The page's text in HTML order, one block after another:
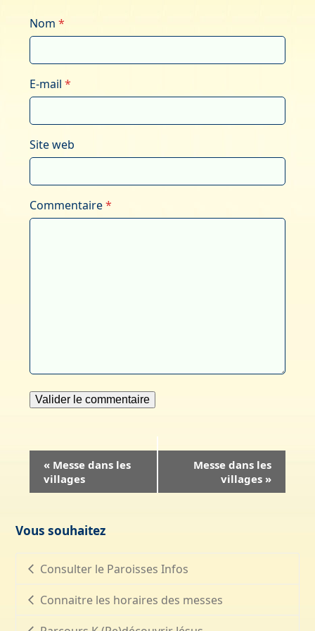
Nom*
E-mail*
Site web
Commentaire*
Navigation
Évènement
« Messe dans les
villages
Messe dans les
villages »
Vous souhaitez
Consulter le Paroisses Infos
Connaitre les horaires des messes